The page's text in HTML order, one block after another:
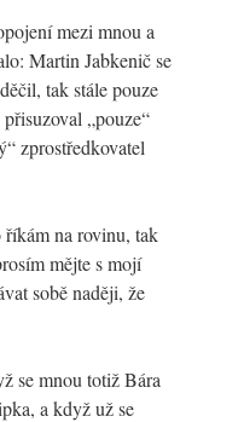
mezi mnou a
Martin Jabkenič se
tak stále pouze
„pouze“
zprostředkovatel
na rovinu, tak
mějte s mojí
sobě naději, že
se mnou totiž Bára
a když už se